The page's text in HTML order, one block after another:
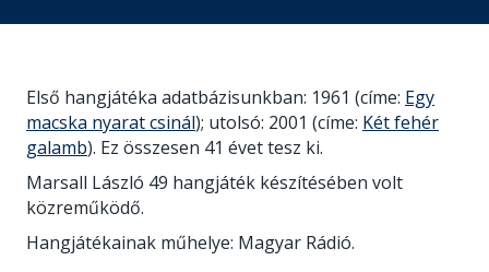
Első hangjátéka adatbázisunkban: 1961 (címe: Egy
macska nyarat csinál); utolsó: 2001 (címe: Két fehér
galamb). Ez összesen 41 évet tesz ki.
Marsall László 49 hangjáték készítésében volt
közreműködő.
Hangjátékainak műhelye: Magyar Rádió.